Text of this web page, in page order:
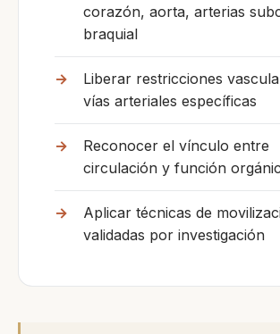
corazón, aorta, arterias
braquial
Liberar restricciones
vías arteriales específicas
Reconocer el vínculo entre
circulación y función
Aplicar técnicas de
validadas por investigación